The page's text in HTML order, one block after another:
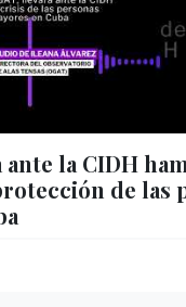
ante la CIDH
de las